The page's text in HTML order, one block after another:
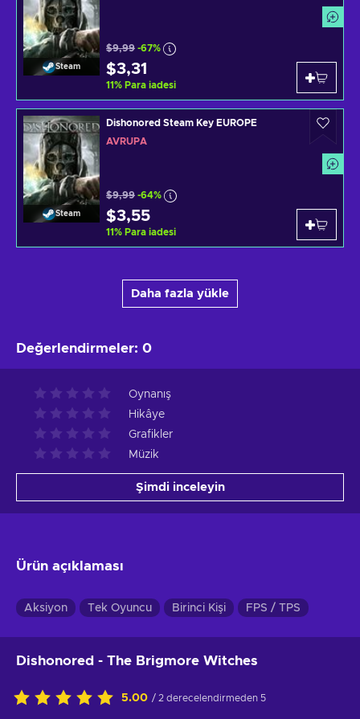
Steam
$9,99 -67%
$3,31
11% Para iadesi
Steam
Dishonored Steam Key EUROPE
AVRUPA
$9,99 -64%
$3,55
11% Para iadesi
Daha fazla yükle
Değerlendirmeler: 0
Oynanış
Hikâye
Grafikler
Müzik
Şimdi inceleyin
Ürün açıklaması
Aksiyon Tek Oyuncu Birinci Kişi FPS / TPS
Dishonored - The Brigmore Witches
5.00 / 2 derecelendirmeden 5